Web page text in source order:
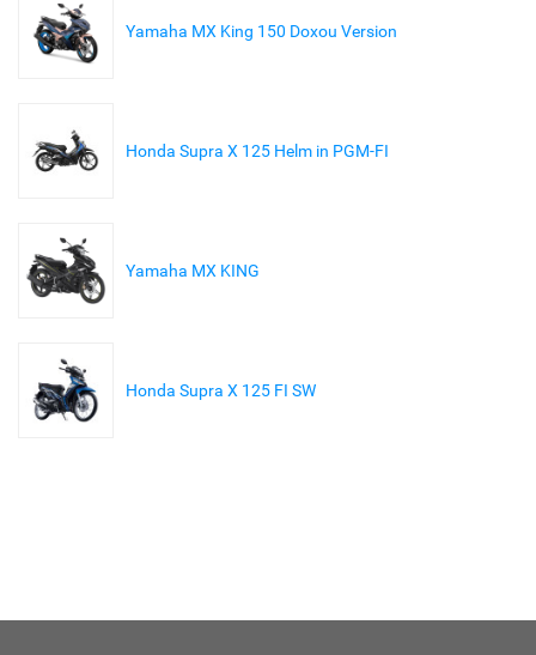
Yamaha MX King 150 Doxou Version
Honda Supra X 125 Helm in PGM-FI
Yamaha MX KING
Honda Supra X 125 FI SW